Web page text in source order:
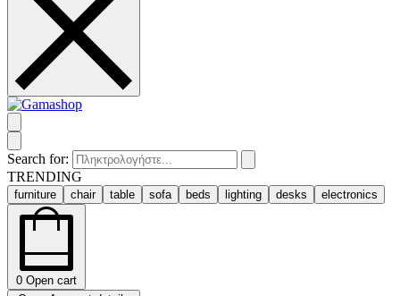
Search for:
TRENDING
furniture chair table sofa beds lighting desks electronics
0 Open cart